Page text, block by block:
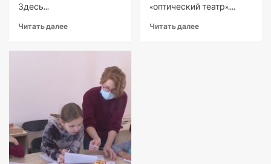
Здесь...
Читать далее
«оптический театр»....
Читать далее